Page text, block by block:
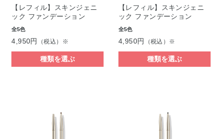
【レフィル】スキンジェニ
ック ファンデーション
全5色
4,950円 （税込）※
種類を選ぶ
【レフィル】スキンジェニ
ック ファンデーション
全5色
4,950円 （税込）※
種類を選ぶ